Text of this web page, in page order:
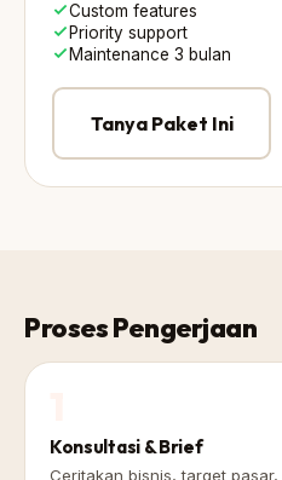
Custom features
Priority support
Maintenance 3 bulan
Tanya Paket Ini
Proses Pengerjaan
Konsultasi & Brief
Ceritakan bisnis, target